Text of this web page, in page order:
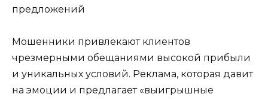
предложений
Мошенники привлекают клиентов
чрезмерными обещаниями высокой прибыли
и уникальных условий. Реклама, которая давит
на эмоции и предлагает «выигрышные